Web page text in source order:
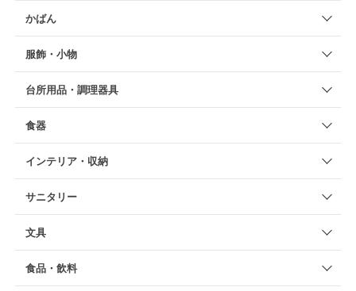
かばん
服飾・小物
台所用品・調理器具
食器
インテリア・収納
サニタリー
文具
食品・飲料